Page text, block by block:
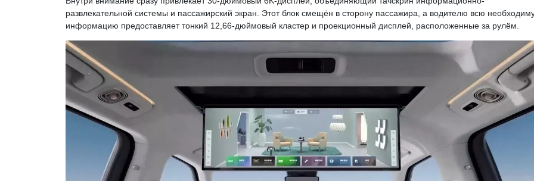
развлекательной системы и пассажирский экран. Этот блок смещён в сторону пассажира, а водителю всю
информацию предоставляет тонкий 12,66-дюймовый кластер и проекционный дисплей, расположенные за рулём.